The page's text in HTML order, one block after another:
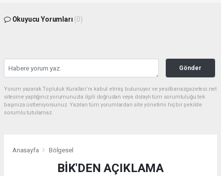
Okuyucu Yorumları (0)
Gönder
Yorum yazarak Topluluk Kuralları’nı kabul etmiş bulunuyor ve yesilbanazgazetesi.net
sitesine yaptığınız yorumunuzla ilgili doğrudan veya dolaylı tüm sorumluluğu tek
başınıza üstleniyorsunuz. Yazılan tüm yorumlardan site yönetimi hiçbir şekilde
sorumlu tutulamaz.
Anasayfa Bölgesel
BİK'DEN AÇIKLAMA